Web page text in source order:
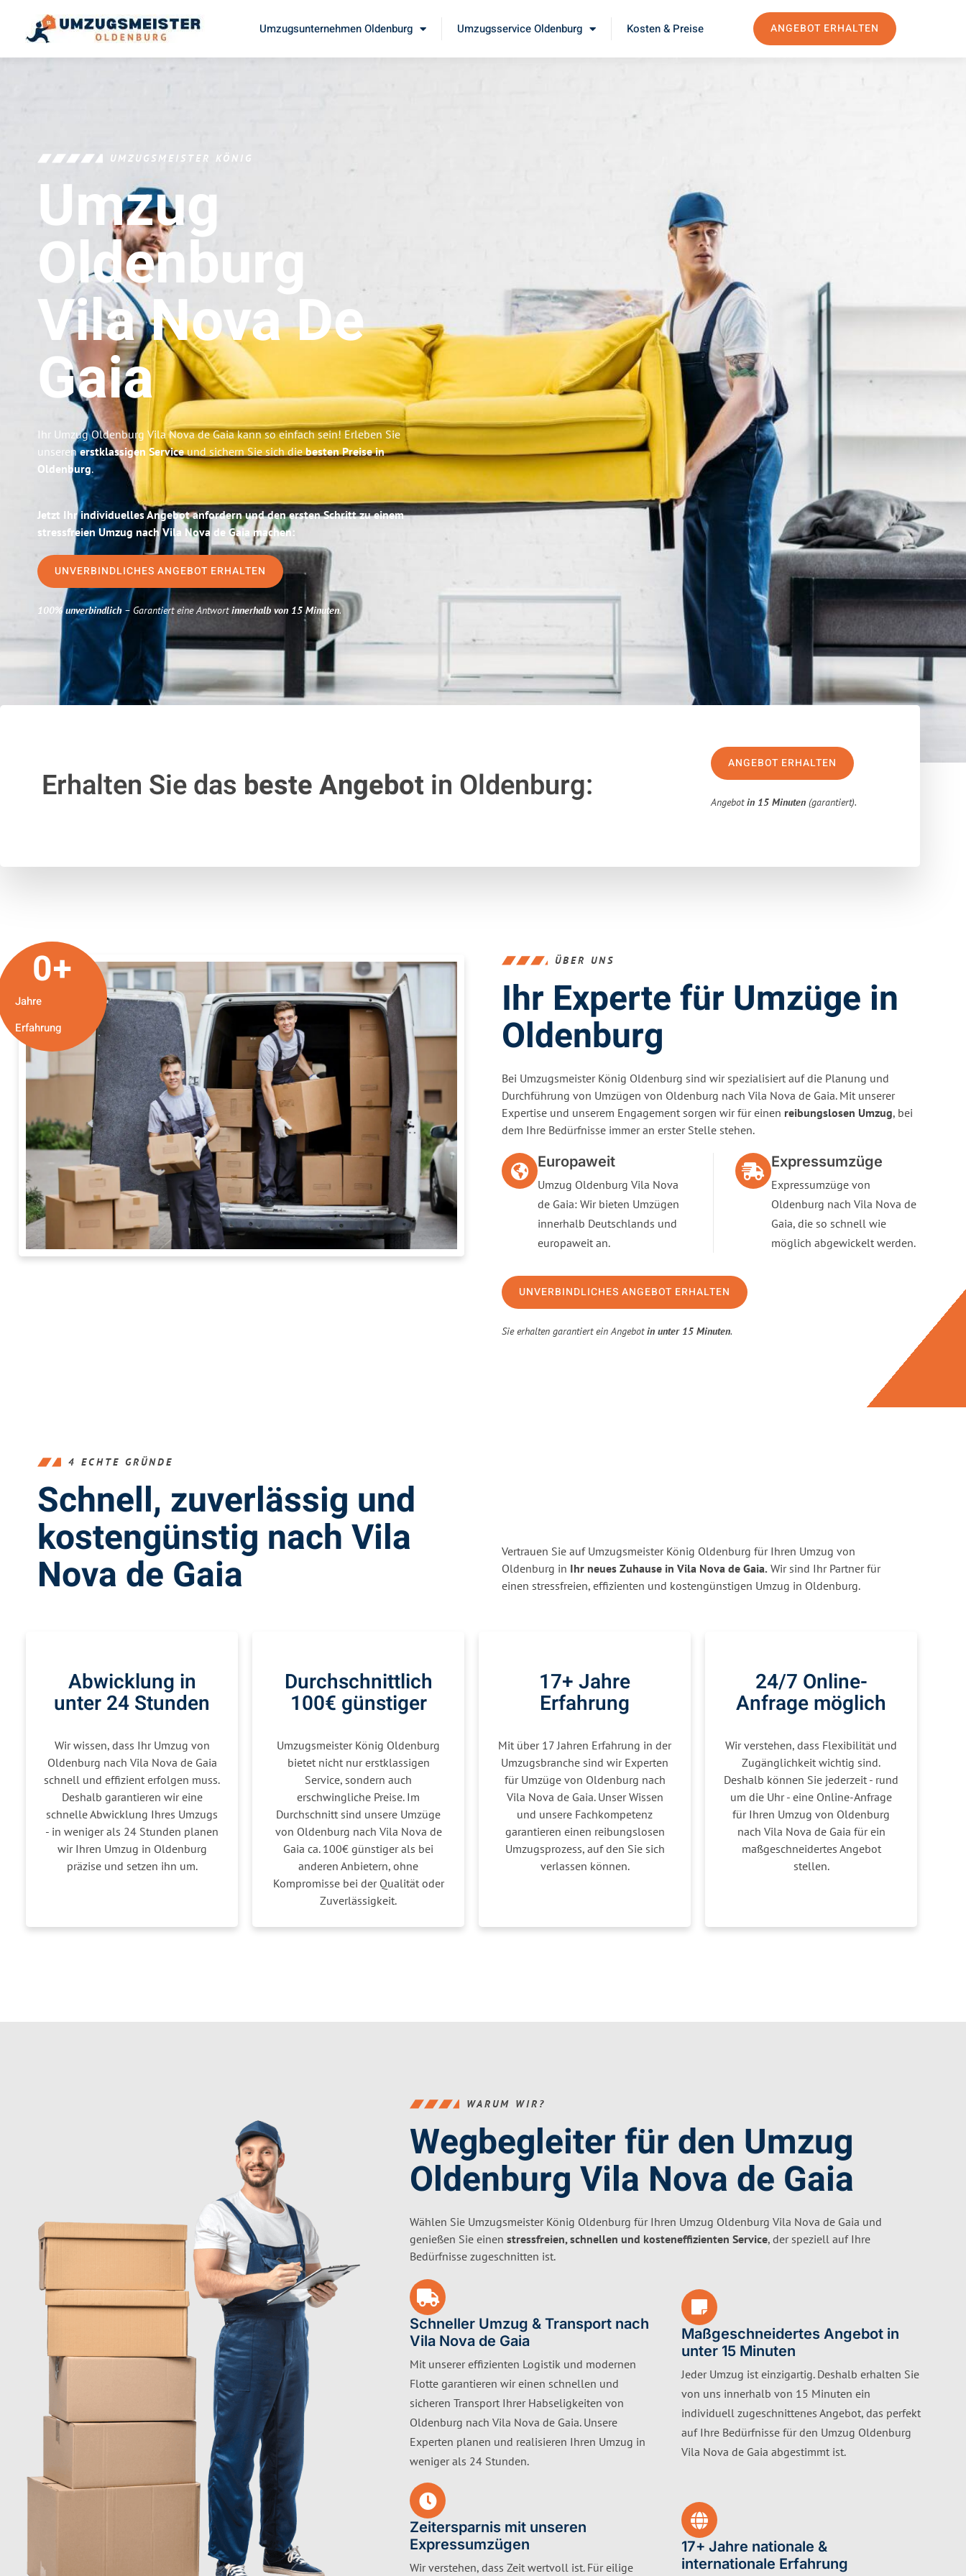
Umzugsunternehmen Oldenburg Umzugsservice Oldenburg Kosten & Preise ANGEBOT ERHALTEN
UMZUGSMEISTER KÖNIG
Umzug
Oldenburg
Vila Nova De
Gaia
Ihr Umzug Oldenburg Vila Nova de Gaia kann so einfach sein! Erleben Sie
unserenerstklassigen Serviceund sichern Sie sich diebesten Preise in
Oldenburg.
Jetzt Ihr individuelles Angebot anfordern und den ersten Schritt zu einem
stressfreien Umzug nach Vila Nova de Gaia machen:
UNVERBINDLICHES ANGEBOT ERHALTEN
100% unverbindlich– Garantiert eine Antwortinnerhalb von 15 Minuten.
Erhalten Sie das beste Angebotin Oldenburg:
ANGEBOT ERHALTEN
Angebotin 15 Minuten (garantiert).
Jahre
Erfahrung
0+ ÜBER UNS
Ihr Experte für Umzüge in
Oldenburg
Bei Umzugsmeister König Oldenburg sind wir spezialisiert auf die Planung und
Durchführung von Umzügen von Oldenburg nach Vila Nova de Gaia. Mit unserer
Expertise und unserem Engagement sorgen wir für einen reibungslosen Umzug, bei
dem Ihre Bedürfnisse immer an erster Stelle stehen.
Europaweit
Umzug Oldenburg Vila Nova
de Gaia: Wir bieten Umzügen
innerhalb Deutschlands und
europaweit an.
Expressumzüge
Expressumzüge von
Oldenburg nach Vila Nova de
Gaia, die so schnell wie
möglich abgewickelt werden.
UNVERBINDLICHES ANGEBOT ERHALTEN
Sie erhalten garantiert ein Angebotin unter 15 Minuten.
4 ECHTE GRÜNDE
Schnell, zuverlässig und
kostengünstig nach Vila
Nova de Gaia
Vertrauen Sie auf Umzugsmeister König Oldenburg für Ihren Umzug von
Oldenburg in Ihr neues Zuhause in Vila Nova de Gaia. Wir sind Ihr Partner für
einen stressfreien, effizienten und kostengünstigen Umzug in Oldenburg.
Abwicklung in
unter 24 Stunden
Wir wissen, dass Ihr Umzug von
Oldenburg nach Vila Nova de Gaia
schnell und effizient erfolgen muss.
Deshalb garantieren wir eine
schnelle Abwicklung Ihres Umzugs
- in weniger als 24 Stunden planen
wir Ihren Umzug in Oldenburg
präzise und setzen ihn um.
Durchschnittlich
100€ günstiger
Umzugsmeister König Oldenburg
bietet nicht nur erstklassigen
Service, sondern auch
erschwingliche Preise. Im
Durchschnitt sind unsere Umzüge
von Oldenburg nach Vila Nova de
Gaia ca. 100€ günstiger als bei
anderen Anbietern, ohne
Kompromisse bei der Qualität oder
Zuverlässigkeit.
17+ Jahre
Erfahrung
Mit über 17 Jahren Erfahrung in der
Umzugsbranche sind wir Experten
für Umzüge von Oldenburg nach
Vila Nova de Gaia. Unser Wissen
und unsere Fachkompetenz
garantieren einen reibungslosen
Umzugsprozess, auf den Sie sich
verlassen können.
24/7 Online-
Anfrage möglich
Wir verstehen, dass Flexibilität und
Zugänglichkeit wichtig sind.
Deshalb können Sie jederzeit - rund
um die Uhr - eine Online-Anfrage
für Ihren Umzug von Oldenburg
nach Vila Nova de Gaia für ein
maßgeschneidertes Angebot
stellen.
WARUM WIR?
Wegbegleiter für den Umzug
Oldenburg Vila Nova de Gaia
Wählen Sie Umzugsmeister König Oldenburg für Ihren Umzug Oldenburg Vila Nova de Gaia und
genießen Sie einen stressfreien, schnellen und kosteneffizienten Service, der speziell auf Ihre
Bedürfnisse zugeschnitten ist.
Schneller Umzug & Transport nach
Vila Nova de Gaia
Mit unserer effizienten Logistik und modernen
Flotte garantieren wir einen schnellen und
sicheren Transport Ihrer Habseligkeiten von
Oldenburg nach Vila Nova de Gaia. Unsere
Experten planen und realisieren Ihren Umzug in
weniger als 24 Stunden.
Maßgeschneidertes Angebot in
unter 15 Minuten
Jeder Umzug ist einzigartig. Deshalb erhalten Sie
von uns innerhalb von 15 Minuten ein
individuell zugeschnittenes Angebot, das perfekt
auf Ihre Bedürfnisse für den Umzug Oldenburg
Vila Nova de Gaia abgestimmt ist.
Zeitersparnis mit unseren
Expressumzügen
Wir verstehen, dass Zeit wertvoll ist. Für eilige
17+ Jahre nationale &
internationale Erfahrung